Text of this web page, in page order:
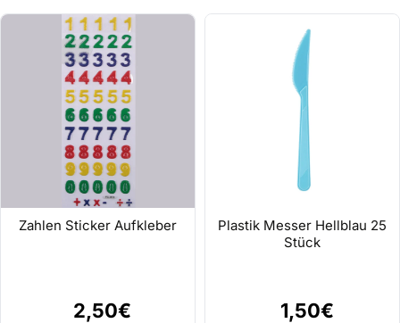
Zahlen Sticker Aufkleber
2,50€
Plastik Messer Hellblau 25
Stück
1,50€